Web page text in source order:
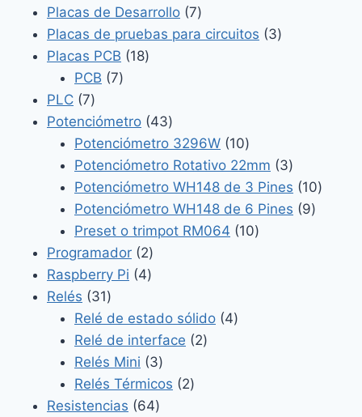
productos
Placas de Desarrollo 77
productos
Placas de pruebas para circuitos 33
Placas PCB 1818
PCB 77
PLC 77
productos
Potenciómetro 4343
productos
Potenciómetro 3296W 1010
productos
Potenciómetro Rotativo 22mm 33
productos
Potenciómetro WH148 de 3 Pines 1010
Potenciómetro WH148 de 6 Pines 99
Preset o trimpot RM064 1010
Programador 22
productos
Raspberry Pi 44
Relés 3131
productos
Relé de estado sólido 44
Relé de interface 22
Relés Mini 33
productos
Relés Térmicos 22
Resistencias 6464